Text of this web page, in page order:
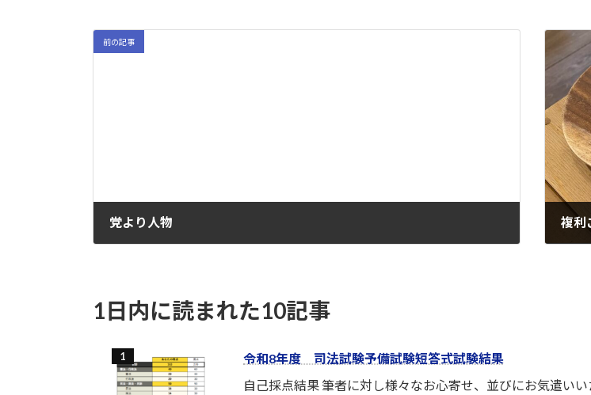
前の記事
党より人物 複利
1日内に読まれた10記事
令和8年度 司法試験予備試験短答式試験結果
自己採点結果 筆者に対し様々なお心寄せ、並びにお気遣い